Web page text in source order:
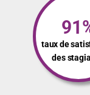
taux de
des